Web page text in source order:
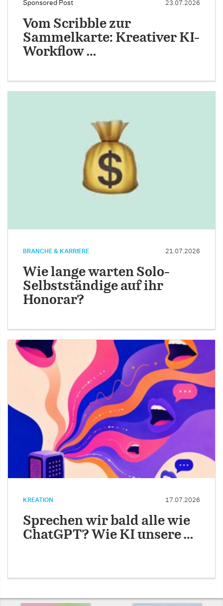
Sponsored Post 23.07.2026
Vom Scribble zur
Sammelkarte: Kreativer KI-
Workflow …
BRANCHE & KARRIERE 21.07.2026
Wie lange warten Solo-
Selbstständige auf ihr
Honorar?
KREATION 17.07.2026
Sprechen wir bald alle wie
ChatGPT? Wie KI unsere …